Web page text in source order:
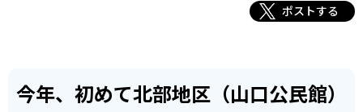
ポストする
今年、初めて北部地区（山口公民館）